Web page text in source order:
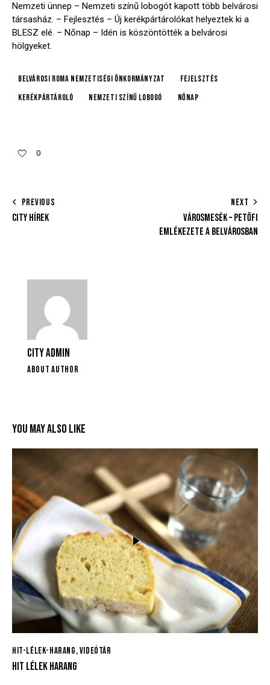
Nemzeti ünnep – Nemzeti színű lobogót kapott több belvárosi
társasház. – Fejlesztés – Új kerékpártárolókat helyeztek ki a
BLESZ elé. – Nőnap – Idén is köszöntötték a belvárosi
hölgyeket.
Belvárosi Roma Nemzetiségi Önkormányzat
fejelsztés
kerékpártároló
nemzeti színű lobogó Nőnap
0
PREVIOUS
CITY HÍREK
NEXT
VÁROSMESÉK – PETŐFI
EMLÉKEZETE A BELVÁROSBAN
CITY ADMIN
ABOUT AUTHOR
YOU MAY ALSO LIKE
HIT-LÉLEK-HARANG,VIDEÓTÁR
HIT LÉLEK HARANG